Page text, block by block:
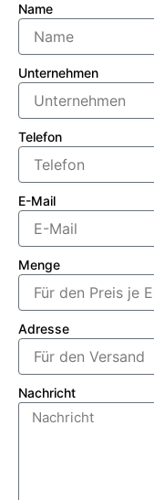
Name
Unternehmen
Telefon
E-Mail
Menge
Adresse
Nachricht